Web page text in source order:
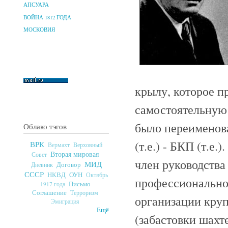
АПСУАРА
ВОЙНА 1812 ГОДА
МОСКОВИЯ
Облако тэгов
ВРК Вермахт Верховный
Совет Вторая мировая
Дневник Договор МИД
СССР НКВД ОУН Октябрь
1917 года Письмо
Соглашение Терроризм
Эмиграция
Ещё
крылу, которое
было
(т.е.) - БКП
член
организации
(забастовки